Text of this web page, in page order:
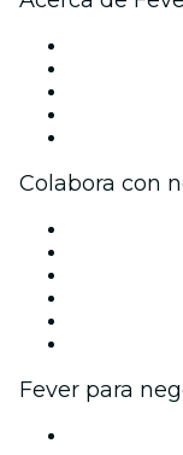
Colabora con
Fever para